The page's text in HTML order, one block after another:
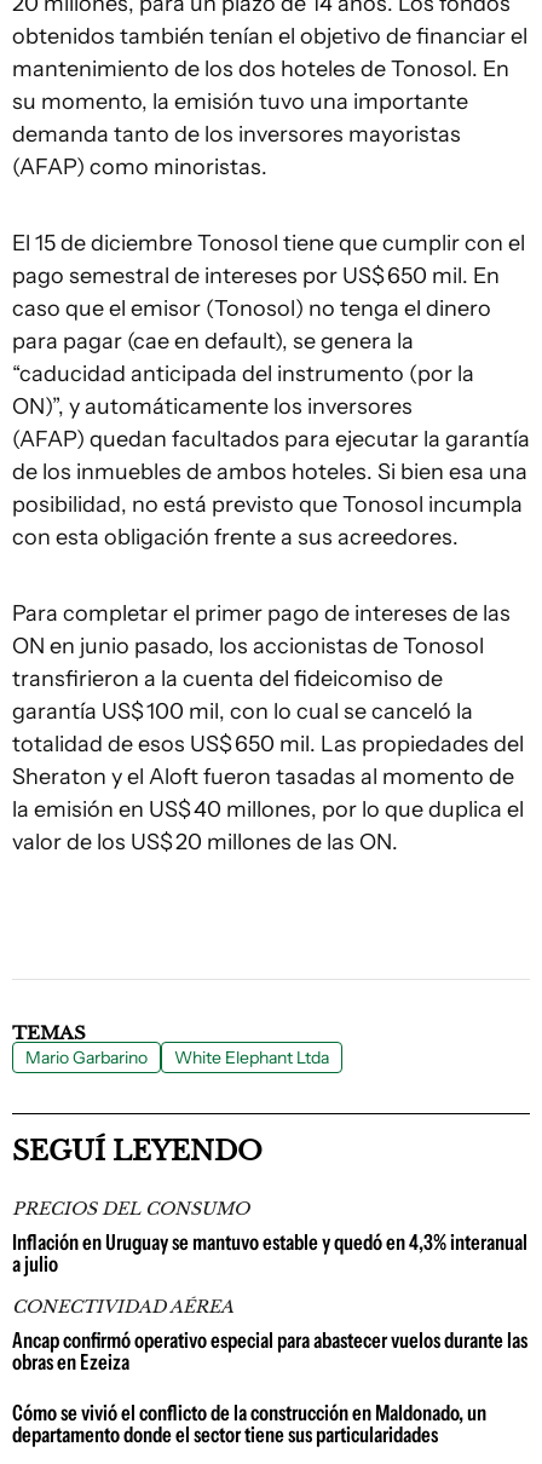
obtenidos también tenían el objetivo de financiar el
mantenimiento de los dos hoteles de Tonosol. En
su momento, la emisión tuvo una importante
demanda tanto de los inversores mayoristas
(AFAP) como minoristas.
El 15 de diciembre Tonosol tiene que cumplir con el
pago semestral de intereses por US$ 650 mil. En
caso que el emisor (Tonosol) no tenga el dinero
para pagar (cae en default), se genera la
“caducidad anticipada del instrumento (por la
ON)”, y automáticamente los inversores
(AFAP) quedan facultados para ejecutar la garantía
de los inmuebles de ambos hoteles. Si bien esa una
posibilidad, no está previsto que Tonosol incumpla
con esta obligación frente a sus acreedores.
Para completar el primer pago de intereses de las
ON en junio pasado, los accionistas de Tonosol
transfirieron a la cuenta del fideicomiso de
garantía US$ 100 mil, con lo cual se canceló la
totalidad de esos US$ 650 mil. Las propiedades del
Sheraton y el Aloft fueron tasadas al momento de
la emisión en US$ 40 millones, por lo que duplica el
valor de los US$ 20 millones de las ON.
TEMAS
Mario Garbarino White Elephant Ltda
SEGUÍ LEYENDO
PRECIOS DEL CONSUMO
Inflación en Uruguay se mantuvo estable y quedó en 4,3% interanual
a julio
CONECTIVIDAD AÉREA
Ancap confirmó operativo especial para abastecer vuelos durante las
obras en Ezeiza
Cómo se vivió el conflicto de la construcción en Maldonado, un
departamento donde el sector tiene sus particularidades